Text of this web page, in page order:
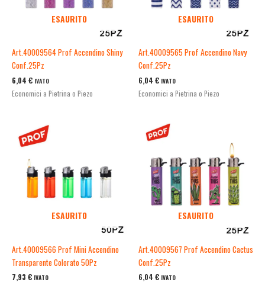
ESAURITO
Art.40009564 Prof Accendino Shiny
Conf.25Pz
6,04 € IVATO
Economici a Pietrina o Piezo
ESAURITO
Art.40009565 Prof Accendino Navy
Conf.25Pz
6,04 € IVATO
Economici a Pietrina o Piezo
ESAURITO
Art.40009566 Prof Mini Accendino
Transparente Colorato 50Pz
7,93 € IVATO
ESAURITO
Art.40009567 Prof Accendino Cactus
Conf.25Pz
6,04 € IVATO